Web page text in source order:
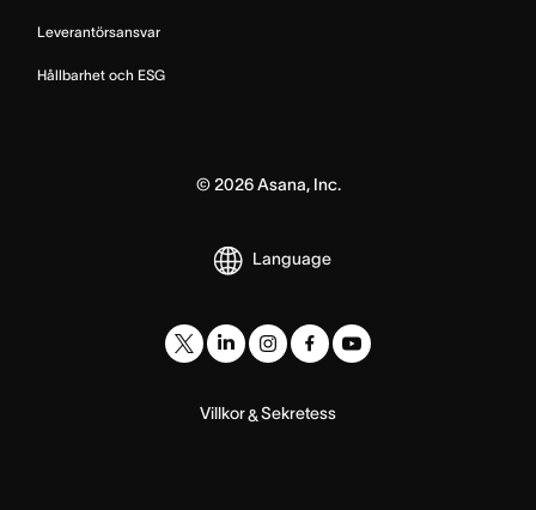
Leverantörsansvar
Hållbarhet och ESG
© 2026Asana, Inc.
Language
Villkor&Sekretess